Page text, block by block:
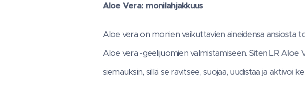
Aloe Vera: monilahjakkuus
Aloe vera on monien vaikuttavien aineidensa ansiosta
Aloe vera -geelijuomien valmistamiseen. Siten LR
siemauksin, sillä se ravitsee, suojaa, uudistaa ja aktivoi